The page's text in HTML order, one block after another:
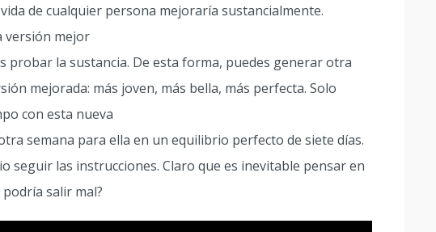
de cualquier persona mejoraría sustancialmente.
versión mejor
probar la sustancia. De esta forma, puedes generar otra
mejorada: más joven, más bella, más perfecta. Solo
con esta nueva
semana para ella en un equilibrio perfecto de siete días.
seguir las instrucciones. Claro que es inevitable pensar en
salir mal?